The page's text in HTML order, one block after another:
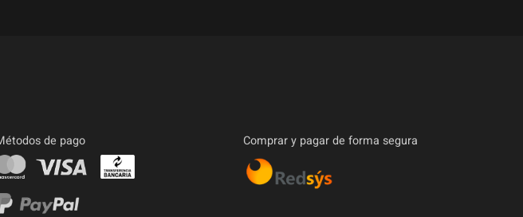
de pago Comprar y pagar de forma segura